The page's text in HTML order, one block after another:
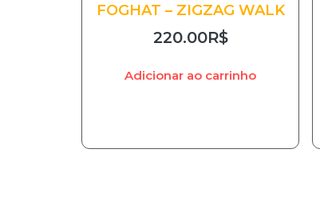
FOGHAT – ZIGZAG WALK
220.00R$
Adicionar ao carrinho